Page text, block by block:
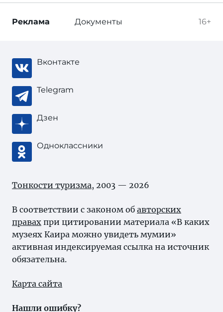
16+
Реклама Документы
Вконтакте
Telegram
Дзен
Одноклассники
Тонкости туризма, 2003 — 2026
В соответствии с законом об авторских
правах при цитировании материала «В каких
музеях Каира можно увидеть мумии»
активная индексируемая ссылка на источник
обязательна.
Карта сайта
Нашли ошибку?